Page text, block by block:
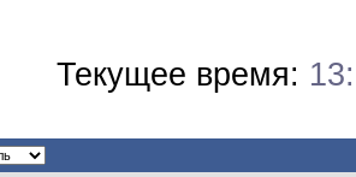
Текущее время: